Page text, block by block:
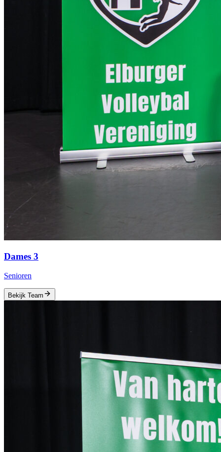
Dames 3
Senioren
Bekijk Team